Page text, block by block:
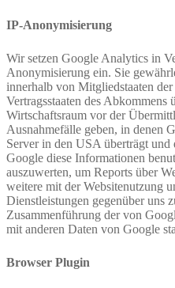
IP-Anonymisierung
Wir setzen Google Analytics in
Anonymisierung ein. Sie
innerhalb von Mitgliedstaaten
Vertragsstaaten des Abkommens
Wirtschaftsraum vor der
Ausnahmefälle geben, in denen
Server in den USA überträgt
Google diese Informationen
auszuwerten, um Reports über
weitere mit der Websitenutzung
Dienstleistungen gegenüber uns
Zusammenführung der von
mit anderen Daten von Google
Browser Plugin